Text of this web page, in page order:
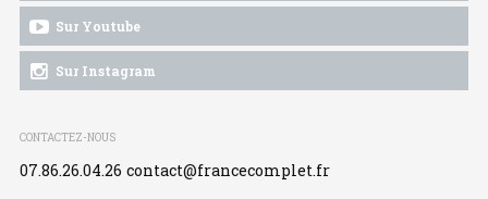
Sur Youtube
Sur Instagram
CONTACTEZ-NOUS
07.86.26.04.26 contact@francecomplet.fr